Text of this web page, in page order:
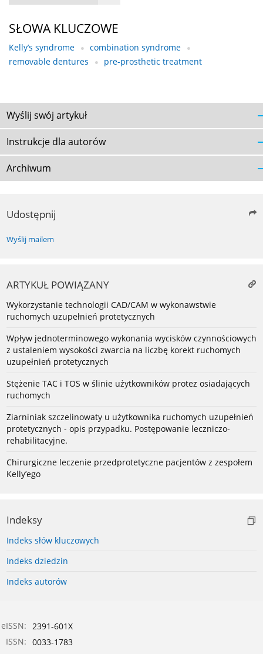
SŁOWA KLUCZOWE
Kelly’s syndrome
combination syndrome
removable dentures
pre-prosthetic treatment
Wyślij swój artykuł
Instrukcje dla autorów
Archiwum
Udostępnij
Wyślij mailem
ARTYKUŁ POWIĄZANY
Wykorzystanie technologii CAD/CAM w wykonawstwie
ruchomych uzupełnień protetycznych
Wpływ jednoterminowego wykonania wycisków czynnościowych
z ustaleniem wysokości zwarcia na liczbę korekt ruchomych
uzupełnień protetycznych
Stężenie TAC i TOS w ślinie użytkowników protez osiadających
ruchomych
Ziarniniak szczelinowaty u użytkownika ruchomych uzupełnień
protetycznych - opis przypadku. Postępowanie leczniczo-
rehabilitacyjne.
Chirurgiczne leczenie przedprotetyczne pacjentów z zespołem
Kelly’ego
Indeksy
Indeks słów kluczowych
Indeks dziedzin
Indeks autorów
eISSN: 2391-601X
ISSN: 0033-1783